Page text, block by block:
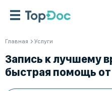
Главная Услуги
Запись к лучшему
быстрая помощь от